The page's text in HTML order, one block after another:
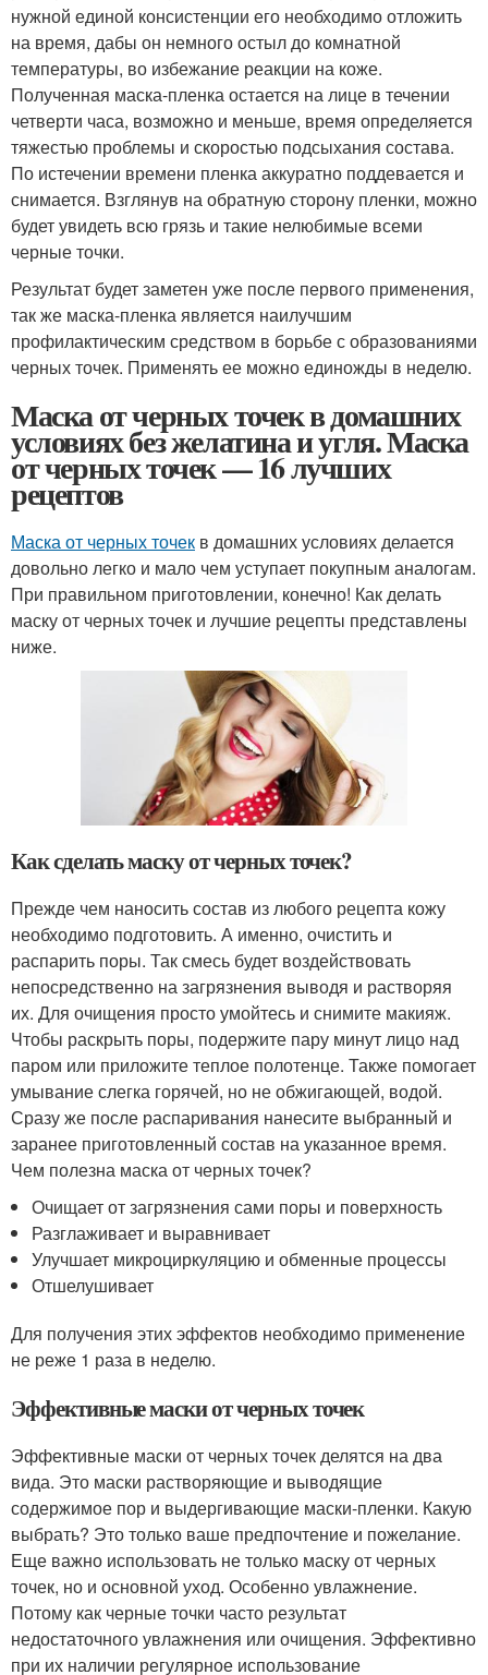
нужной единой консистенции его необходимо отложить
на время, дабы он немного остыл до комнатной
температуры, во избежание реакции на коже.
Полученная маска-пленка остается на лице в течении
четверти часа, возможно и меньше, время определяется
тяжестью проблемы и скоростью подсыхания состава.
По истечении времени пленка аккуратно поддевается и
снимается. Взглянув на обратную сторону пленки, можно
будет увидеть всю грязь и такие нелюбимые всеми
черные точки.
Результат будет заметен уже после первого применения,
так же маска-пленка является наилучшим
профилактическим средством в борьбе с образованиями
черных точек. Применять ее можно единожды в неделю.
Маска от черных точек в домашних
условиях без желатина и угля. Маска
от черных точек — 16 лучших
рецептов
Маска от черных точек в домашних условиях делается
довольно легко и мало чем уступает покупным аналогам.
При правильном приготовлении, конечно! Как делать
маску от черных точек и лучшие рецепты представлены
ниже.
Как сделать маску от черных точек?
Прежде чем наносить состав из любого рецепта кожу
необходимо подготовить. А именно, очистить и
распарить поры. Так смесь будет воздействовать
непосредственно на загрязнения выводя и растворяя
их. Для очищения просто умойтесь и снимите макияж.
Чтобы раскрыть поры, подержите пару минут лицо над
паром или приложите теплое полотенце. Также помогает
умывание слегка горячей, но не обжигающей, водой.
Сразу же после распаривания нанесите выбранный и
заранее приготовленный состав на указанное время.
Чем полезна маска от черных точек?
Очищает от загрязнения сами поры и поверхность
Разглаживает и выравнивает
Улучшает микроциркуляцию и обменные процессы
Отшелушивает
Для получения этих эффектов необходимо применение
не реже 1 раза в неделю.
Эффективные маски от черных точек
Эффективные маски от черных точек делятся на два
вида. Это маски растворяющие и выводящие
содержимое пор и выдергивающие маски-пленки. Какую
выбрать? Это только ваше предпочтение и пожелание.
Еще важно использовать не только маску от черных
точек, но и основной уход. Особенно увлажнение.
Потому как черные точки часто результат
недостаточного увлажнения или очищения. Эффективно
при их наличии регулярное использование